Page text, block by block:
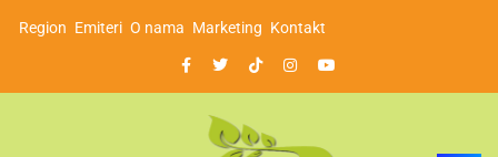
Region Emiteri O nama Marketing Kontakt